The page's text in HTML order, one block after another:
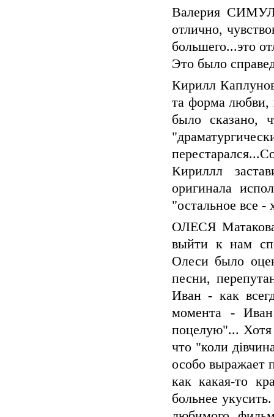
Валерия
отлично,
большего...это
Это было
Кирилл
та форма любви,
было сказано,
Кириллл
оригинала
"остальное все -
ОЛЕСЯ
выйти к нам
Олеси было
песни,
Иван - как
момента -
поцелую"... Хотя
что "коли
особо выражает
как какая-то
больнее